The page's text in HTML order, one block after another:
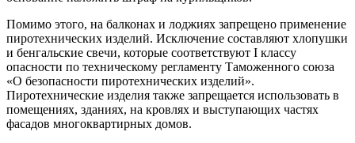
Помимо этого, на балконах и лоджиях запрещено применение
пиротехнических изделий. Исключение составляют хлопушки
и бенгальские свечи, которые соответствуют I классу
опасности по техническому регламенту Таможенного союза
«О безопасности пиротехнических изделий».
Пиротехнические изделия также запрещается использовать в
помещениях, зданиях, на кровлях и выступающих частях
фасадов многоквартирных домов.